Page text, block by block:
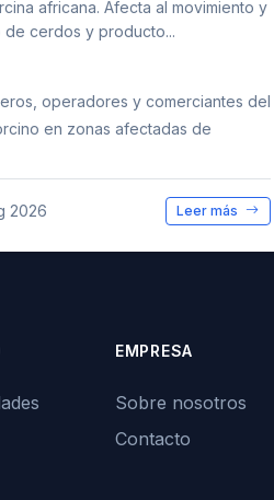
africana. Afecta al movimiento y
de cerdos y producto...
operadores y comerciantes del
en zonas afectadas de
2026 Leer más
EMPRESA
Sobre nosotros
Contacto